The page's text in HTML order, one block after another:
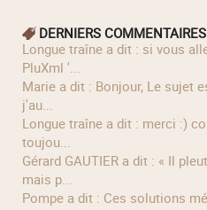
DERNIERS COMMENTAIRES
longue traîne a dit : si vous allez sur le forum de '
PluXml '...
Marie a dit : Bonjour, Le sujet est ancien, mais
j'au...
longue traîne a dit : merci :) connue, mais elle fait
toujou...
Gérard GAUTIER a dit : « Il pleut parfois en Bretagne
mais p...
Pompe a dit : Ces solutions médicamenteuses